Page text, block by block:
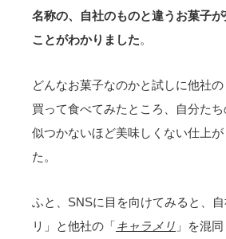
名称の、自社のものと違うお菓子
ことがわかりました。
どんなお菓子なのかと試しに他社の
買って食べてみたところ、自分た
似つかないほど美味しくない仕上
た。
ふと、SNSに目を向けてみると、
リ」と他社の「キャラメリ 」を混